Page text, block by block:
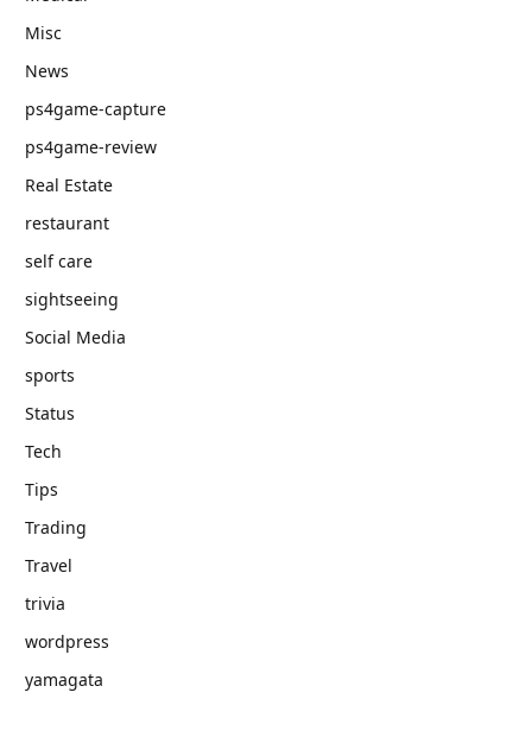
Misc
News
ps4game-capture
ps4game-review
Real Estate
restaurant
self care
sightseeing
Social Media
sports
Status
Tech
Tips
Trading
Travel
trivia
wordpress
yamagata